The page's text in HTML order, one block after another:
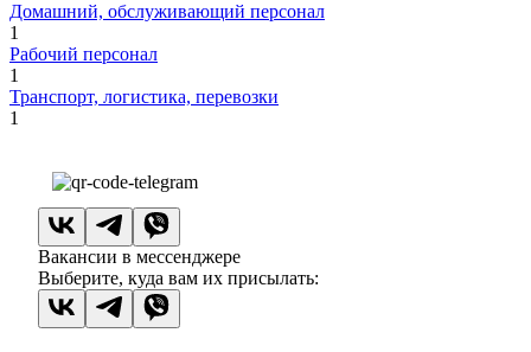
Домашний, обслуживающий персонал
1
Рабочий персонал
1
Транспорт, логистика, перевозки
1
Вакансии в мессенджере
Выберите, куда вам их присылать: